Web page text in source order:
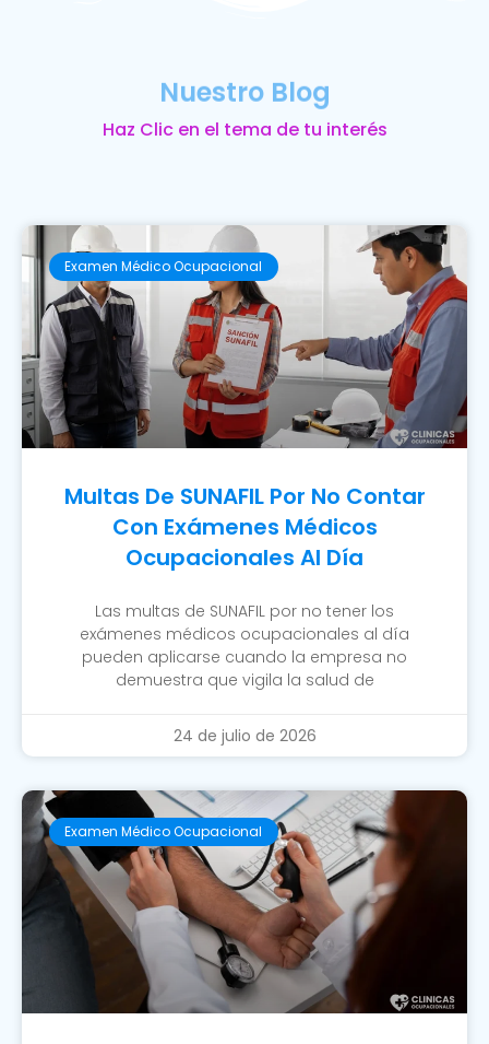
Nuestro Blog
Haz Clic en el tema de tu interés
Examen Médico Ocupacional
Multas De SUNAFIL Por No Contar
Con Exámenes Médicos
Ocupacionales Al Día
Las multas de SUNAFIL por no tener los
exámenes médicos ocupacionales al día
pueden aplicarse cuando la empresa no
demuestra que vigila la salud de
24 de julio de 2026
Examen Médico Ocupacional